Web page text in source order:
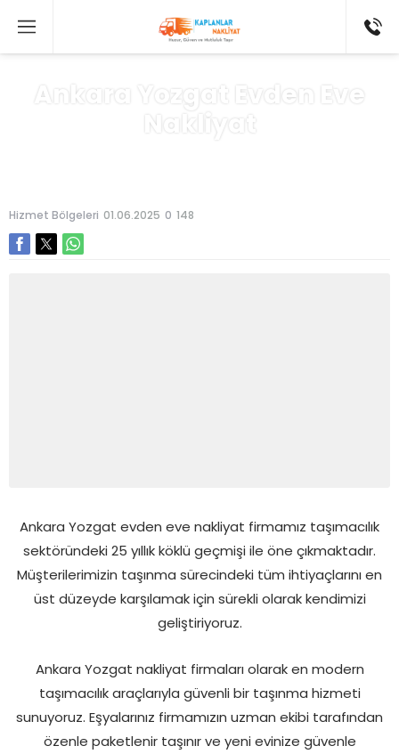
Ankara Yozgat Evden Eve
Nakliyat
Hizmet Bölgeleri 01.06.2025 0 148
Ankara Yozgat evden eve nakliyat firmamız taşımacılık
sektöründeki 25 yıllık köklü geçmişi ile öne çıkmaktadır.
Müşterilerimizin taşınma sürecindeki tüm ihtiyaçlarını en
üst düzeyde karşılamak için sürekli olarak kendimizi
geliştiriyoruz.
Ankara Yozgat nakliyat firmaları olarak en modern
taşımacılık araçlarıyla güvenli bir taşınma hizmeti
sunuyoruz. Eşyalarınız firmamızın uzman ekibi tarafından
özenle paketlenir taşınır ve yeni evinize güvenle